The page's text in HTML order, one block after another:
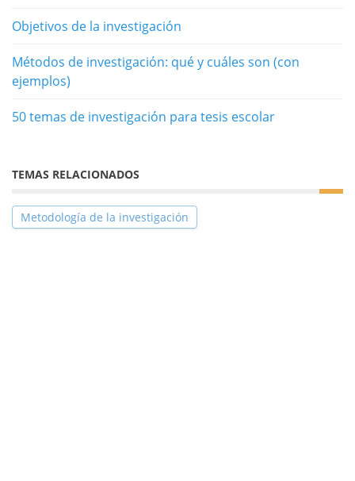
Objetivos de la investigación
Métodos de investigación: qué y cuáles son (con
ejemplos)
50 temas de investigación para tesis escolar
TEMAS RELACIONADOS
Metodología de la investigación